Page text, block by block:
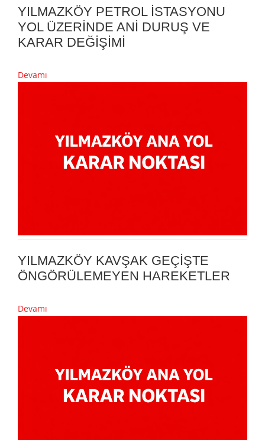
YILMAZKÖY PETROL İSTASYONU
YOL ÜZERİNDE ANİ DURUŞ VE
KARAR DEĞİŞİMİ
Devamı
YILMAZKÖY KAVŞAK GEÇİŞTE
ÖNGÖRÜLEMEYEN HAREKETLER
Devamı